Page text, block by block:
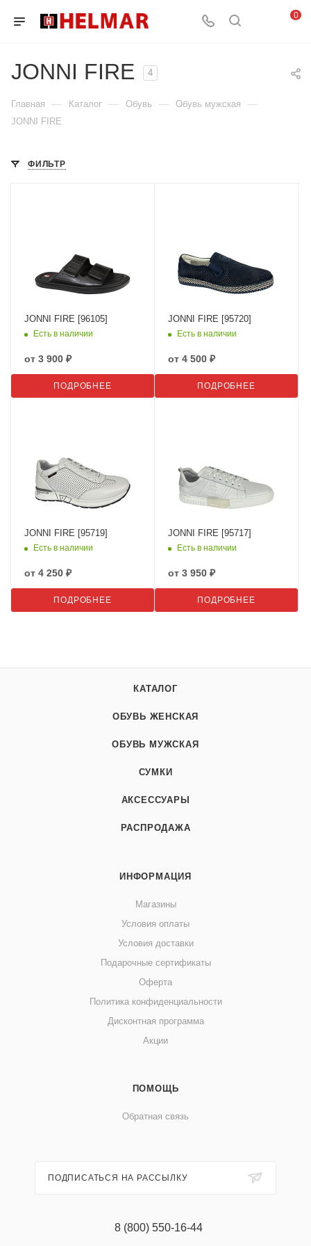
0
JONNI FIRE 4
Главная — Каталог — Обувь — Обувь мужская —
JONNI FIRE
ФИЛЬТР
JONNI FIRE [96105]
Есть в наличии
от 3 900 ₽
ПОДРОБНЕЕ
JONNI FIRE [95720]
Есть в наличии
от 4 500 ₽
ПОДРОБНЕЕ
JONNI FIRE [95719]
Есть в наличии
от 4 250 ₽
ПОДРОБНЕЕ
JONNI FIRE [95717]
Есть в наличии
от 3 950 ₽
ПОДРОБНЕЕ
КАТАЛОГ
ОБУВЬ ЖЕНСКАЯ
ОБУВЬ МУЖСКАЯ
СУМКИ
АКСЕССУАРЫ
РАСПРОДАЖА
ИНФОРМАЦИЯ
Магазины
Условия оплаты
Условия доставки
Подарочные сертификаты
Оферта
Политика конфиденциальности
Дисконтная программа
Акции
ПОМОЩЬ
Обратная связь
ПОДПИСАТЬСЯ НА РАССЫЛКУ
8 (800) 550-16-44